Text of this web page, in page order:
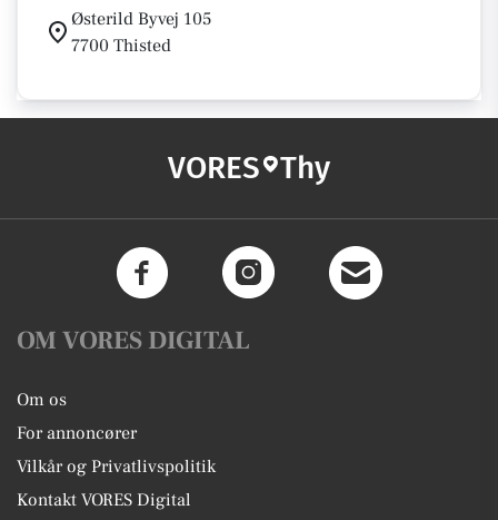
Østerild Byvej 105
7700 Thisted
VORES Thy
OM VORES DIGITAL
Om os
For annoncører
Vilkår og Privatlivspolitik
Kontakt VORES Digital